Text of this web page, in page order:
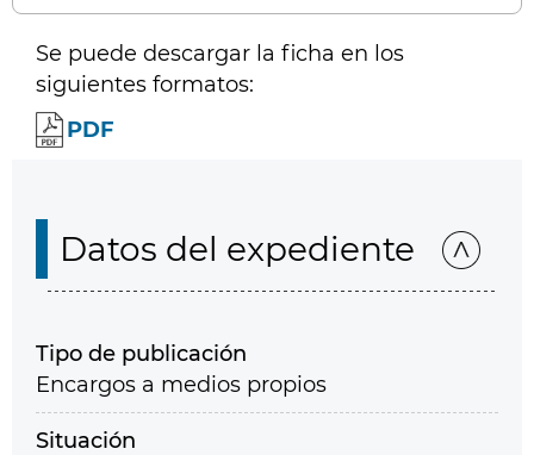
Se puede descargar la ficha en los
siguientes formatos:
PDF
Datos del expediente
Tipo de publicación
Encargos a medios propios
Situación